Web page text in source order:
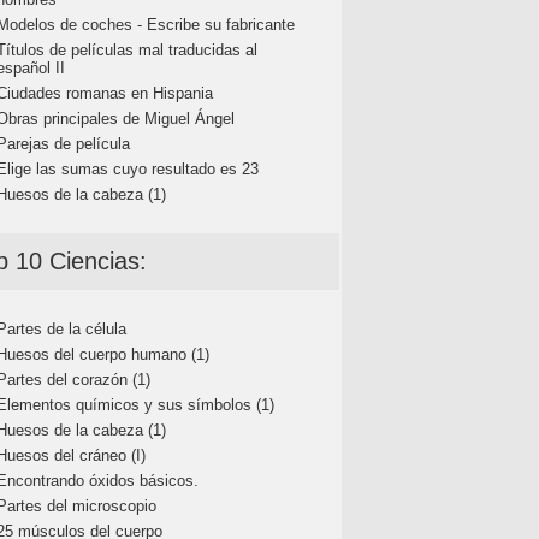
de coches - Escribe su fabricante
de películas mal traducidas al
II
romanas en Hispania
principales de Miguel Ángel
de película
las sumas cuyo resultado es 23
de la cabeza (1)
10 Ciencias:
de la célula
del cuerpo humano (1)
del corazón (1)
químicos y sus símbolos (1)
de la cabeza (1)
del cráneo (I)
óxidos básicos.
del microscopio
músculos del cuerpo